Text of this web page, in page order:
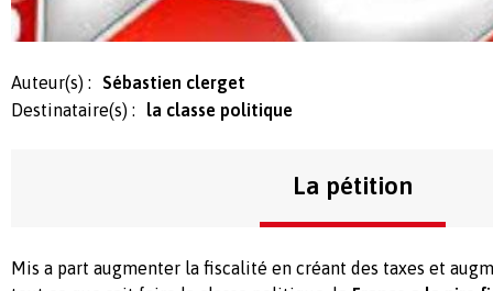
Auteur(s) :
Sébastien clerget
Destinataire(s) :
la classe politique
La pétition
Mis a part augmenter la fiscalité en créant des taxes et